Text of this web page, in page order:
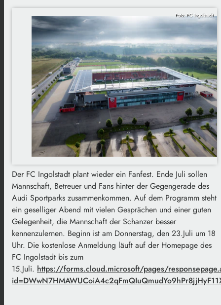
Foto: FC Ingolstadt
Der FC Ingolstadt plant wieder ein Fanfest. Ende Juli sollen
Mannschaft, Betreuer und Fans hinter der Gegengerade des
Audi Sportparks zusammenkommen. Auf dem Programm steht
ein geselliger Abend mit vielen Gesprächen und einer guten
Gelegenheit, die Mannschaft der Schanzer besser
kennenzulernen. Beginn ist am Donnerstag, den 23.Juli um 18
Uhr. Die kostenlose Anmeldung läuft auf der Homepage des
FC Ingolstadt bis zum
15.Juli. https://forms.cloud.microsoft/pages/